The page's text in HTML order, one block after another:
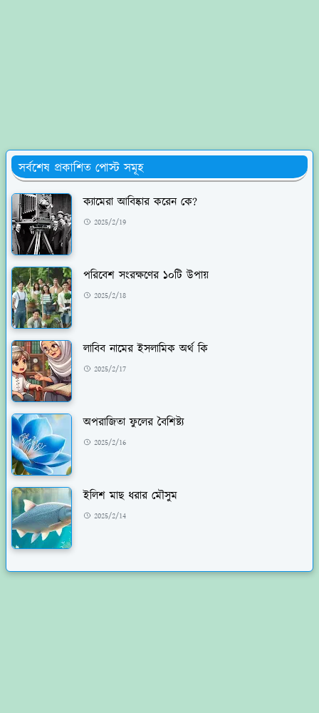
সর্বশেষ প্রকাশিত পোস্ট সমূহ
ক্যামেরা আবিষ্কার করেন কে?
2025/2/19
পরিবেশ সংরক্ষণের ১০টি উপায়
2025/2/18
লাবিব নামের ইসলামিক অর্থ কি
2025/2/17
অপরাজিতা ফুলের বৈশিষ্ট্য
2025/2/16
ইলিশ মাছ ধরার মৌসুম
2025/2/14